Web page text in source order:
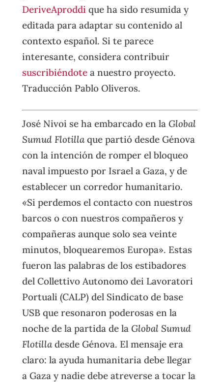
DeriveAproddi que ha sido resumida y
editada para adaptar su contenido al
contexto español. Si te parece
interesante, considera contribuir
suscribiéndotea nuestro proyecto.
Traducción Pablo Oliveros.
José Nivoi se ha embarcado en la Global
Sumud Flotillaque partió desde Génova
con la intención de romper el bloqueo
naval impuesto por Israel a Gaza, y de
establecer un corredor humanitario.
«Si perdemos el contacto con nuestros
barcos o con nuestros compañeros y
compañeras aunque solo sea veinte
minutos, bloquearemos Europa». Estas
fueron las palabras de los estibadores
del Collettivo Autonomo dei Lavoratori
Portuali (CALP) del Sindicato de base
USB que resonaron poderosas en la
noche de la partida de la Global Sumud
Flotilladesde Génova. El mensaje era
claro: la ayuda humanitaria debe llegar
a Gaza y nadie debe atreverse a tocar la